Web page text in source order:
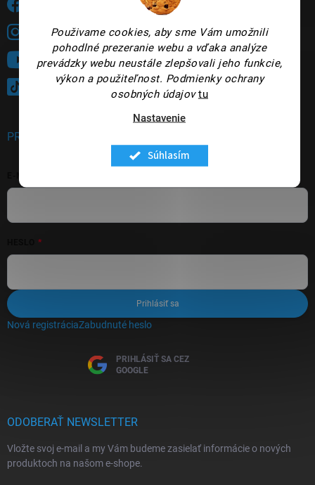
Použivame cookies, aby sme Vám umožnili
pohodlné prezeranie webu a vďaka analýze
prevádzky webu neustále zlepšovali jeho funkcie,
výkon a použiteľnost. Podmienky ochrany
osobných údajov tu
Nastavenie
Súhlasím
panakeia.sk
Sledujte nás na YouTube
@panakeia_kozmetika
PRIHLÁSENIE
Prihlásiť sa
Nová registráciaZabudnuté heslo
PRIHLÁSIŤ SA CEZ
GOOGLE
ODOBERAŤ NEWSLETTER
Vložte svoj e-mail a my Vám budeme zasielať informácie o nových
produktoch na našom e-shope.